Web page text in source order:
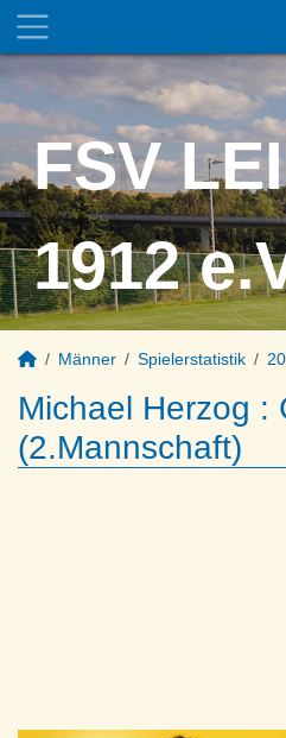
FSV
1912
Männer Spielerstatistik
Michael Herzog :
(2.Mannschaft)